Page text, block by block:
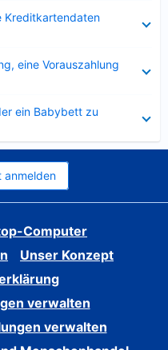
Kreditkartendaten
eine Vorauszahlung
ein Babybett zu
anmelden
Computer
Unser Konzept
verwalten
verwalten